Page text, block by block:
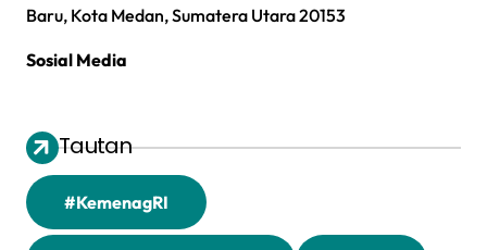
Baru, Kota Medan, Sumatera Utara 20153
Sosial Media
Tautan
#KemenagRI